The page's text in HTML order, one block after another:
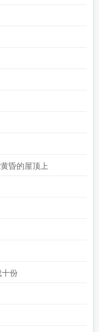
昏的屋顶上
十份